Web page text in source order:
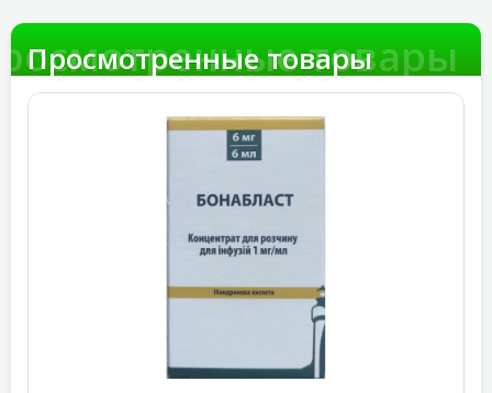
товары
Просмотренные товары